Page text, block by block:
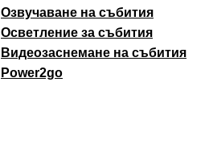
Озвучаване на събития
Осветление за събития
Видеозаснемане на събития
Power2go